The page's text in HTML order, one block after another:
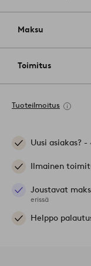
Maksu
Toimitus
Tuoteilmoitus
Uusi asiakas? -
Ilmainen
Joustavat
erissä
Helppo